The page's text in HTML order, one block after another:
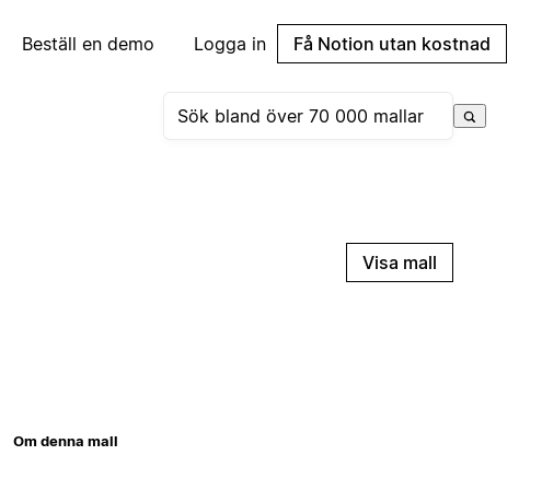
Beställ en demo Logga in Få Notion utan kostnad
Visa mall
Om denna mall